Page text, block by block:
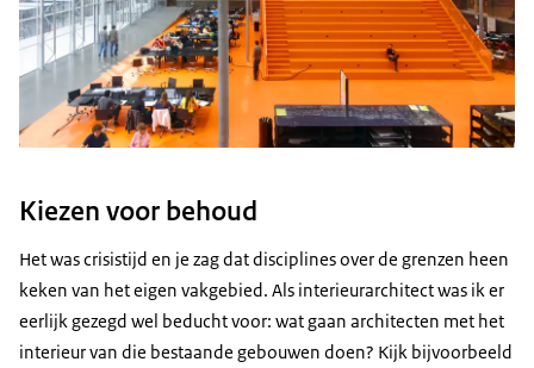
Kiezen voor behoud
Het was crisistijd en je zag dat disciplines over de grenzen heen
keken van het eigen vakgebied. Als interieurarchitect was ik er
eerlijk gezegd wel beducht voor: wat gaan architecten met het
interieur van die bestaande gebouwen doen? Kijk bijvoorbeeld